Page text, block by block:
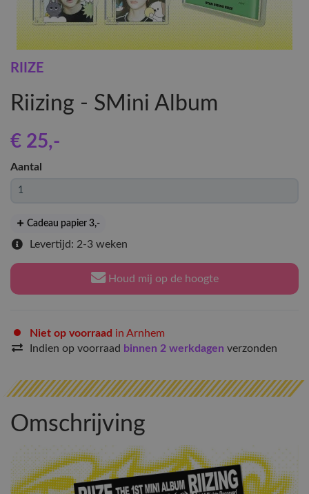
RIIZE
Riizing - SMini Album
€ 25,-
Aantal
Cadeau papier 3,-
Levertijd: 2-3 weken
Houd mij op de hoogte
Niet op voorraad in Arnhem
Indien op voorraad binnen 2 werkdagen verzonden
Omschrijving